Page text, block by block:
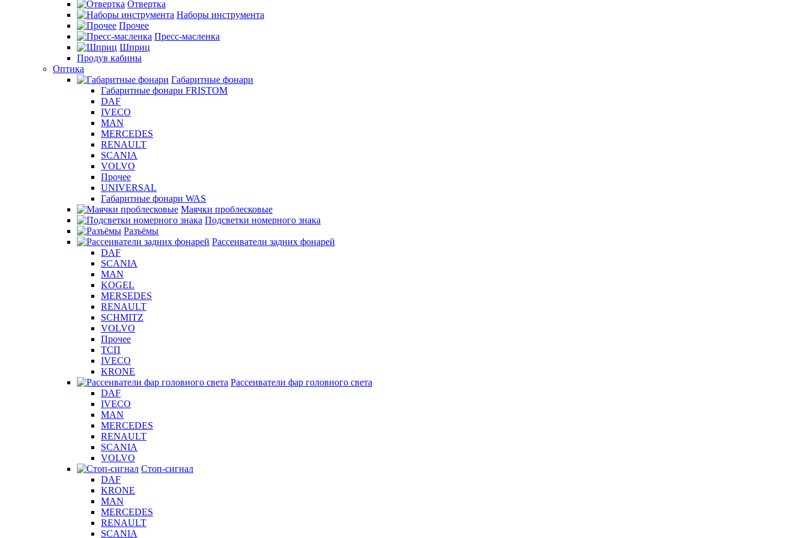
Отвертка
Наборы инструмента
Прочее
Пресс-масленка
Шприц
Продув кабины
Оптика
Габаритные фонари
Габаритные фонари FRISTOM
DAF
IVECO
MAN
MERCEDES
RENAULT
SCANIA
VOLVO
Прочее
UNIVERSAL
Габаритные фонари WAS
Маячки проблесковые
Подсветки номерного знака
Разъёмы
Рассеиватели задних фонарей
DAF
SCANIA
MAN
KOGEL
MERSEDES
RENAULT
SCHMITZ
VOLVO
Прочее
ТСП
IVECO
KRONE
Рассеиватели фар головного света
DAF
IVECO
MAN
MERCEDES
RENAULT
SCANIA
VOLVO
Стоп-сигнал
DAF
KRONE
MAN
MERCEDES
RENAULT
SCANIA